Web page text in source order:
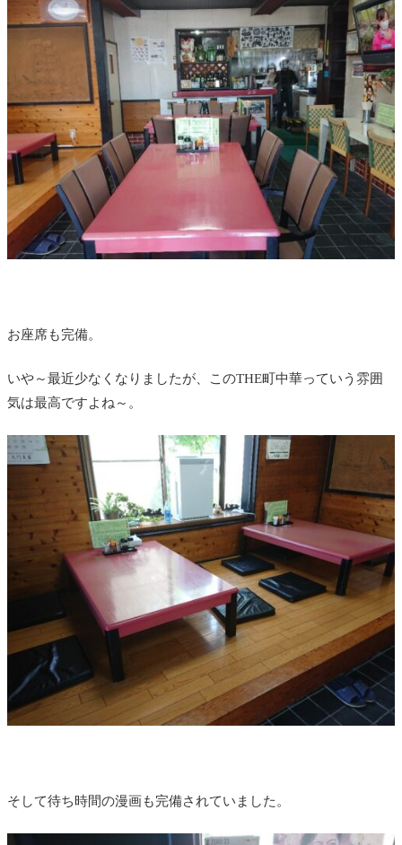
お座席も完備。
いや～最近少なくなりましたが、このTHE町中華っていう雰囲
気は最高ですよね～。
そして待ち時間の漫画も完備されていました。